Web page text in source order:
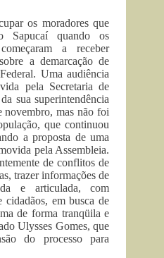
os moradores que
Sapucaí quando os
a receber
a demarcação de
Uma audiência
pela Secretaria de
sua superintendência
mas não foi
que continuou
a proposta de uma
pela Assembleia.
de conflitos de
trazer informações de
e articulada, com
cidadãos, em busca de
de forma tranqüila e
Ulysses Gomes, que
do processo para